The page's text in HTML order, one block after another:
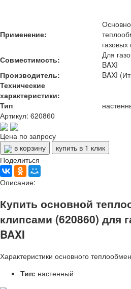
Применение:
газовых
Совместимость:
Для
BAXI
Производитель:
BAXI
Технические
характеристики:
Тип
Артикул: 620860
Цена по запросу
в корзину
купить в 1 клик
Поделиться
Описание:
Купить основной
клипсами (620860) для
BAXI
Характеристики основного
Тип: настенный